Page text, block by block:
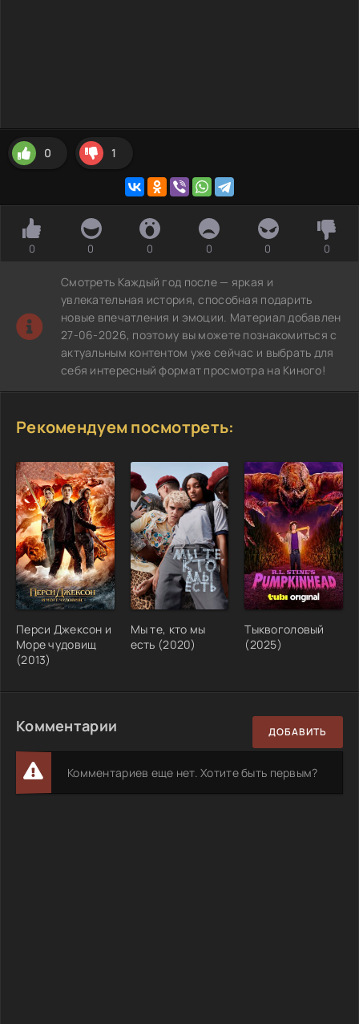
0 1
0 0 0 0 0 0
Смотреть Каждый год после — яркая и
увлекательная история, способная подарить
новые впечатления и эмоции. Материал добавлен
27-06-2026, поэтому вы можете познакомиться с
актуальным контентом уже сейчас и выбрать для
себя интересный формат просмотра на Киного!
Рекомендуем посмотреть:
Перси Джексон и
Море чудовищ
(2013)
Мы те, кто мы
есть (2020)
Тыквоголовый
(2025)
Комментарии ДОБАВИТЬ
Комментариев еще нет. Хотите быть первым?